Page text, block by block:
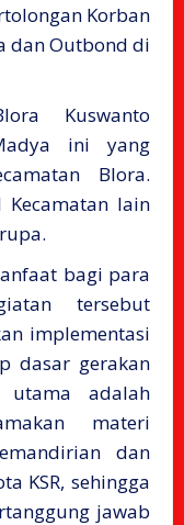
Korban
dan Outbond di
Kuswanto
ini yang
Blora.
lain
bagi para
tersebut
implementasi
dasar gerakan
utama adalah
materi
dan
KSR, sehingga
jawab